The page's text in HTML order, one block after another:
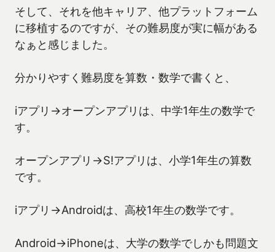
そして、それを他キャリア、他プラットフォーム
に移植するのですが、その難易度が実に幅がある
なぁと感じました。
分かりやすく難易度を算数・数学で書くと、
iアプリ→オープンアプリは、中学1年生の数学で
す。
オープンアプリ→S!アプリは、小学1年生の算数
です。
iアプリ→Androidは、高校1年生の数学です。
Android→iPhoneは、大学の数学でしかも問題文